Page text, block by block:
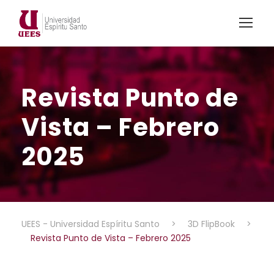
Revista Punto de
Vista – Febrero
2025
UEES - Universidad Espíritu Santo > 3D FlipBook
>
Revista Punto de Vista – Febrero 2025